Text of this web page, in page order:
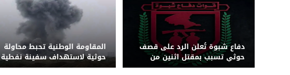
دفاع شبوة تُعلن الرد على قصف
حوثي تسبب بمقتل اثنين من
قواتها بجبهة حريب
المقاومة الوطنية تحبط محاولة
حوثية لاستهداف سفينة نفطية
بزورق مفخخ قبالة المخا